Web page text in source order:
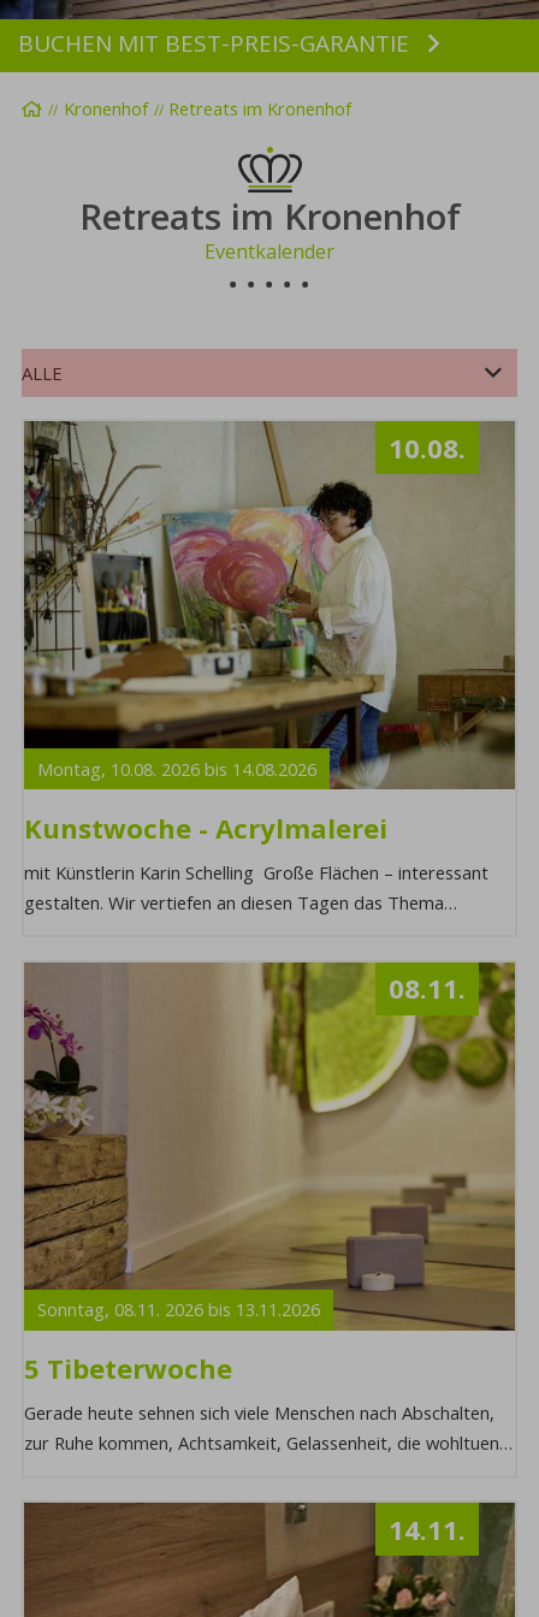
BUCHEN MIT BEST-PREIS-GARANTIE Buchen
Startseite
Kronenhof Retreats im Kronenhof
Retreats im Kronenhof
Eventkalender
ALLE
SOMMER
HERBST
WINTER
Montag, 10.08. 2026 bis 14.08.2026
10.08.
Kunstwoche - Acrylmalerei
mit Künstlerin Karin Schelling Große Flächen – interessant
gestalten. Wir vertiefen an diesen Tagen das Thema
Sonntag,08.11. 2026 bis 13.11.2026
08.11.
5 Tibeterwoche
Gerade heute sehnen sich viele Menschen nach Abschalten,
zur Ruhe kommen, Achtsamkeit, Gelassenheit, die wohltuend
14.11.